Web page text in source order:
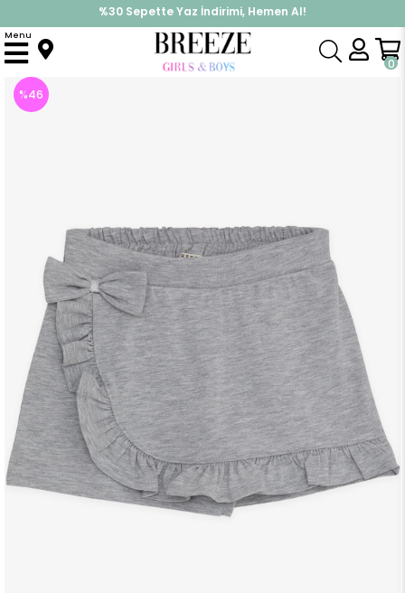
%30 Sepette Yaz İndirimi, Hemen Al!
İndirimlere ek %10 İndirimi Kap, Hemen Üye Ol!
0
Menu
Anasayfa Alt Giyim Kapri & Şort Kız Bebek Şort Etek Fiyonklu Fırfırlı Gri Melanj (1.5 Yaş)
%46